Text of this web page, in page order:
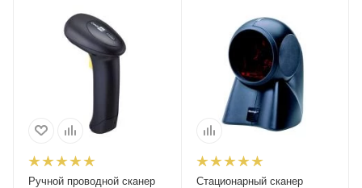
Ручной проводной сканер
Стационарный сканер